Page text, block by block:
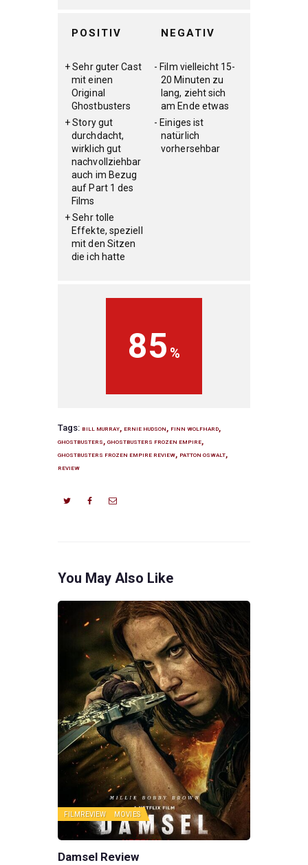
POSITIV
Sehr guter Cast
mit einen
Original
Ghostbusters
Story gut
durchdacht,
wirklich gut
nachvollziehbar
auch im Bezug
auf Part 1 des
Films
Sehr tolle
Effekte, speziell
mit den Sitzen
die ich hatte
NEGATIV
Film vielleicht 15-
20 Minuten zu
lang, zieht sich
am Ende etwas
Einiges ist
natürlich
vorhersehbar
85
Tags: BILL MURRAY ERNIE HUDSON FINN WOLFHARD
GHOSTBUSTERS GHOSTBUSTERS FROZEN EMPIRE
GHOSTBUSTERS FROZEN EMPIRE REVIEW PATTON OSWALT
REVIEW
You May Also Like
FILMREVIEW MOVIES
Damsel Review